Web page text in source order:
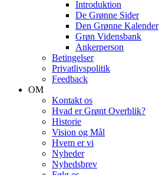
Introduktion
De Grønne Sider
Den Grønne Kalender
Grøn Vidensbank
Ankerperson
Betingelser
Privatlivspolitik
Feedback
OM
Kontakt os
Hvad er Grønt Overblik?
Historie
Vision og Mål
Hvem er vi
Nyheder
Nyhedsbrev